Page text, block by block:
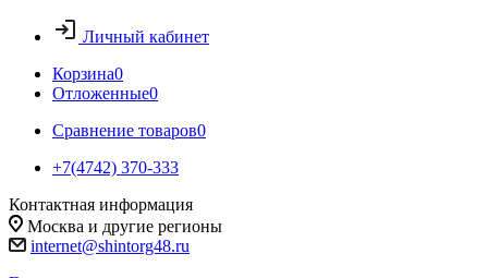
Личный кабинет
Корзина0
Отложенные0
Сравнение товаров0
+7(4742) 370-333
Контактная информация
Москва и другие регионы
internet@shintorg48.ru